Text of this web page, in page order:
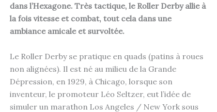
dans l’Hexagone. Très tactique, le Roller Derby allie à
la fois vitesse et combat, tout cela dans une
ambiance amicale et survoltée.
Le Roller Derby se pratique en quads (patins à roues
non alignées). Il est né au milieu de la Grande
Dépression, en 1929, à Chicago, lorsque son
inventeur, le promoteur Léo Seltzer, eut l’idée de
simuler un marathon Los Angeles / New York sous